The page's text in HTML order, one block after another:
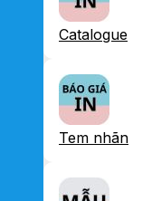
Catalogue
Tem nhãn